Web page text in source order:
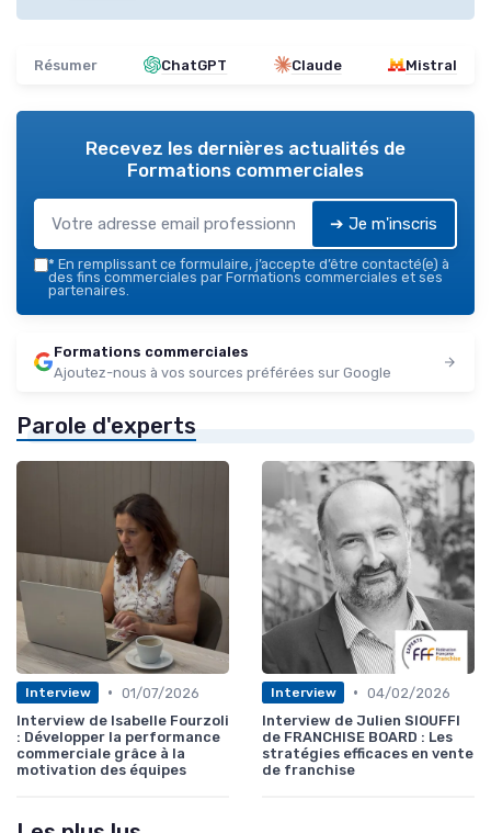
Résumer ChatGPT Claude Mistral
Recevez les dernières actualités de
Formations commerciales
➔ Je m'inscris
* En remplissant ce formulaire, j’accepte d’être contacté(e) à
des fins commerciales par Formations commerciales et ses
partenaires.
Formations commerciales
Ajoutez-nous à vos sources préférées sur Google
Parole d'experts
Interview • 01/07/2026
Interview de Isabelle Fourzoli
: Développer la performance
commerciale grâce à la
motivation des équipes
Interview • 04/02/2026
Interview de Julien SIOUFFI
de FRANCHISE BOARD : Les
stratégies efficaces en vente
de franchise